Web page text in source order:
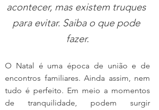
acontecer, mas existem truques
para evitar. Saiba o que pode
fazer.
O Natal é uma época de união e de
encontros familiares. Ainda assim, nem
tudo é perfeito. Em meio a momentos
de tranquilidade, podem surgir